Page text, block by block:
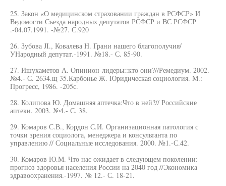
25. Закон «О медицинском страховании граждан в РСФСР» И
Ведомости Съезда народных депутатов РСФСР и ВС РСФСР
.-04.07.1991. -№27. С.920
26. Зубова JI., Ковалева Н. Грани нашего благополучия/
УНародный депутат.-1991. №18.- С. 85-90.
27. Ишухаметов А. Опинион-лидеры::кто они?//Ремедиум. 2002.
№4.- С. 2634.щ 35.Карбонье Ж. Юридическая социология. М.:
Прогресс, 1986. -205с.
28. Колипова Ю. Домашняя аптечка:Что в ней?// Российские
аптеки. 2003. №4.- С. 38.
29. Комаров С.В., Кордон С.И. Организационная патология с
точки зрения социолога, менеджера и консультанта по
управлению // Социальные исследования. 2000. №1.-С.42.
30. Комаров Ю.М. Что нас ожидает в следующем поколении:
прогноз здоровья населения России на 2040 год //Экономика
здравоохранения.-1997. № 12.- С. 18-21.